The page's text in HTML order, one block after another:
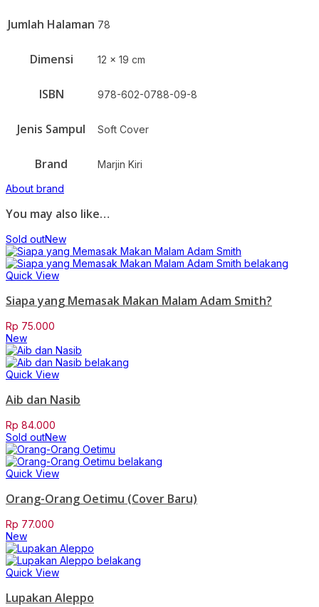
Jumlah Halaman 78
Dimensi 12 x 19 cm
ISBN 978-602-0788-09-8
Jenis Sampul Soft Cover
Brand
Marjin Kiri
About brand
You may also like…
Sold outNew
Quick View
Siapa yang Memasak Makan Malam Adam Smith?
Rp 75.000
New
Quick View
Aib dan Nasib
Rp 84.000
Sold outNew
Quick View
Orang-Orang Oetimu (Cover Baru)
Rp 77.000
New
Quick View
Lupakan Aleppo